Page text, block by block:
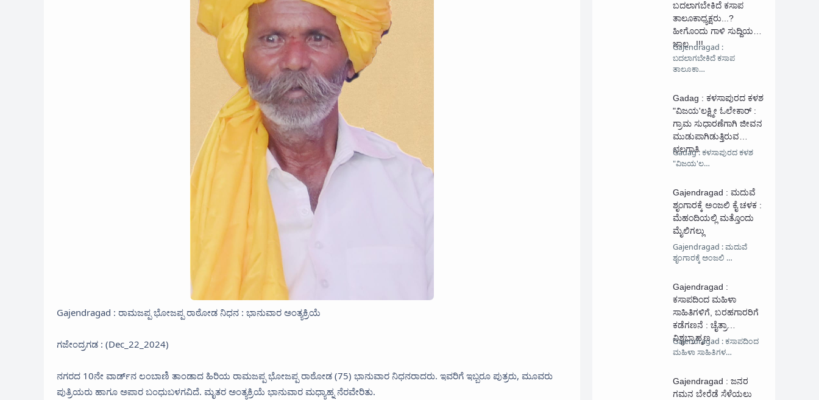
Gajendragad : ರಾಮಜಪ್ಪ ಭೋಜಪ್ಪ ರಾಠೋಡ ನಿಧನ : ಭಾನುವಾರ ಅಂತ್ಯಕ್ರಿಯೆ
ಗಜೇಂದ್ರಗಡ : (Dec_22_2024)
ನಗರದ 10ನೇ ವಾರ್ಡ್‌ನ ಲಂಬಾಣಿ ತಾಂಡಾದ ಹಿರಿಯ ರಾಮಜಪ್ಪ ಭೋಜಪ್ಪ ರಾಠೋಡ (75) ಭಾನುವಾರ ನಿಧನರಾದರು. ಇವರಿಗೆ ಇಬ್ಬರೂ ಪುತ್ರರು, ಮೂವರು
ಪುತ್ರಿಯರು ಹಾಗೂ ಅಪಾರ ಬಂಧುಬಳಗವಿದೆ. ಮೃತರ ಅಂತ್ಯಕ್ರಿಯೆ ಭಾನುವಾರ ಮಧ್ಯಾಹ್ನ ನೆರವೇರಿತು.
ಬದಲಾಗಬೇಕಿದೆ ಕಸಾಪ
ತಾಲೂಕಾಧ್ಯಕ್ಷರು...?
ಹೀಗೊಂದು ಗಾಳಿ ಸುದ್ದಿಯ
ಜಾಲ...!!!
Gajendragad :
ಬದಲಾಗಬೇಕಿದೆ ಕಸಾಪ
ತಾಲೂಕಾ…
Gadag : ಕಳಸಾಪುರದ ಕಳಶ
"ವಿಜಯ'ಲಕ್ಷ್ಮೀ ಓಲೇಕಾರ್ :
ಗ್ರಾಮ ಸುಧಾರಣೆಗಾಗಿ ಜೀವನ‌
ಮುಡುಪಾಗಿಡುತ್ತಿರುವ
ಛಲಗಾತಿ
Gadag : ಕಳಸಾಪುರದ ಕಳಶ
"ವಿಜಯ'ಲ…
Gajendragad : ಮದುವೆ
ಶೃಂಗಾರಕ್ಕೆ ಅಂಜಲಿ ಕೈ ಚಳಕ :
ಮೆಹಂದಿಯಲ್ಲಿ ಮತ್ತೊಂದು
ಮೈಲಿಗಲ್ಲು
Gajendragad : ಮದುವೆ
ಶೃಂಗಾರಕ್ಕೆ ಅಂಜಲಿ …
Gajendragad :
ಕಸಾಪದಿಂದ ಮಹಿಳಾ
ಸಾಹಿತಿಗಳಿಗೆ, ಬರಹಗಾರರಿಗೆ
ಕಡೆಗಣನೆ : ಚೈತ್ರಾ
ವಿಶ್ವಬ್ರಾಹ್ಮಣ
Gajendragad : ಕಸಾಪದಿಂದ
ಮಹಿಳಾ ಸಾಹಿತಿಗಳ…
Gajendragad : ಜನರ
ಗಮನ ಬೇರೆಡೆ ಸೆಳೆಯಲು